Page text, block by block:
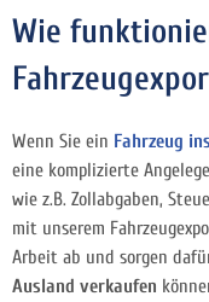
Wie
Wenn Sie ein Fahrzeug
eine komplizierte
wie z.B. Zollabgaben,
mit unserem
Arbeit ab und sorgen
Ausland verkaufen